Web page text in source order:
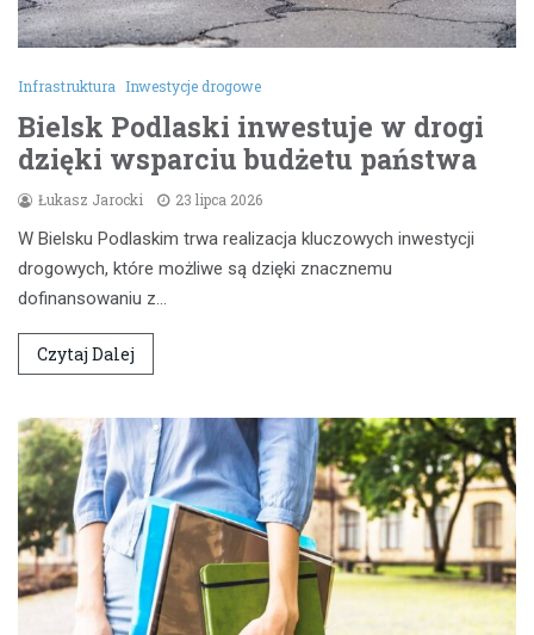
Infrastruktura Inwestycje drogowe
Bielsk Podlaski inwestuje w drogi
dzięki wsparciu budżetu państwa
Łukasz Jarocki 23 lipca 2026
W Bielsku Podlaskim trwa realizacja kluczowych inwestycji
drogowych, które możliwe są dzięki znacznemu
dofinansowaniu z…
Czytaj Dalej